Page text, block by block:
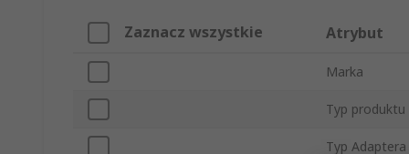
Zaznacz wszystkie Atrybut
Marka
Typ produktu
Typ Adaptera